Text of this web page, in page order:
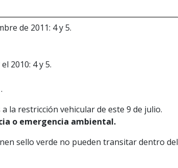
de 2011: 4 y 5.
2010: 4 y 5.
la restricción vehicular de este 9 de julio.
o emergencia ambiental.
sello verde no pueden transitar dentro del